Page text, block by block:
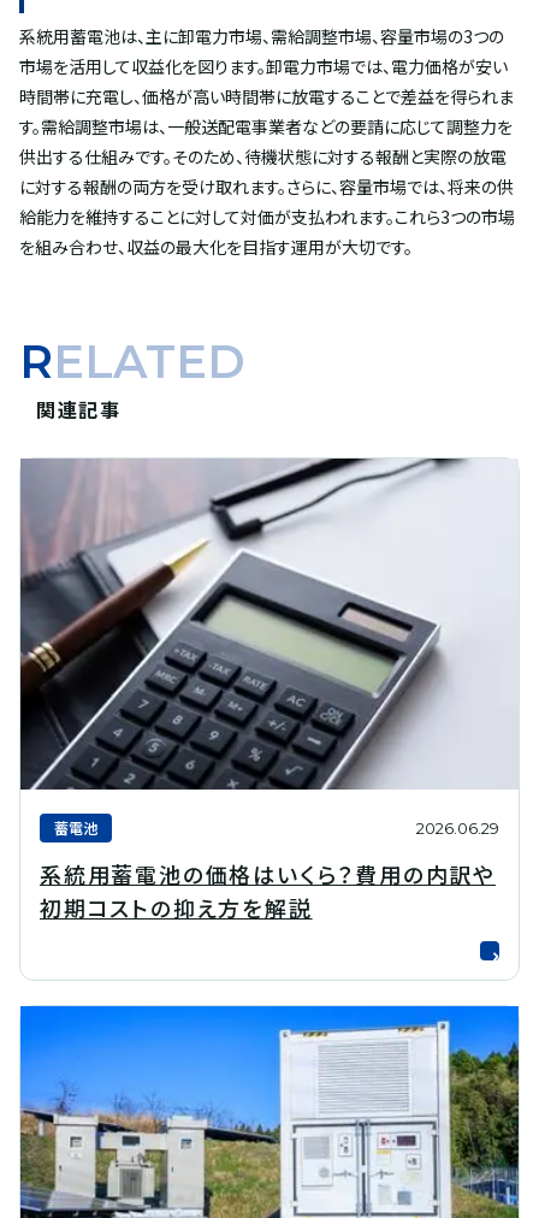
系統用蓄電池は、主に卸電力市場、需給調整市場、容量市場の3つの
市場を活用して収益化を図ります。卸電力市場では、電力価格が安い
時間帯に充電し、価格が高い時間帯に放電することで差益を得られま
す。需給調整市場は、一般送配電事業者などの要請に応じて調整力を
供出する仕組みです。そのため、待機状態に対する報酬と実際の放電
に対する報酬の両方を受け取れます。さらに、容量市場では、将来の供
給能力を維持することに対して対価が支払われます。これら3つの市場
を組み合わせ、収益の最大化を目指す運用が大切です。
RELATED
関連記事
蓄電池 2026.06.29
系統用蓄電池の価格はいくら？費用の内訳や
初期コストの抑え方を解説